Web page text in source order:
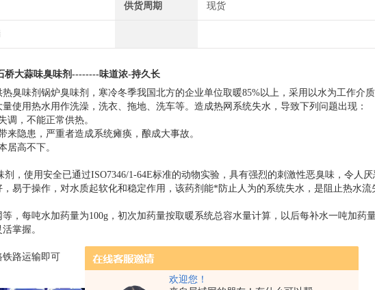
欢迎您！
供货周期 现货
桥大蒜味臭味剂--------味道浓-持久长
臭味剂锅炉臭味剂，寒冷冬季我国北方的企业单位取暖85%以上，采用以水为工作介
使用热水用作洗澡，洗衣、拖地、洗车等。造成热网系统失水，导致下列问题出现：
，不能正常供热。
隐患，严重者造成系统瘫痪，酿成大事故。
高不下。
使用安全已通过ISO7346/1-64E标准的动物实验，具有强烈的刺激性恶臭味，令人厌
易于操作，对水质起软化和稳定作用，该药剂能*防止人为的系统失水，是阻止热水流
每吨水加药量为100g，初次加药量按取暖系统总容水量计算，以后每补水一吨加药量
掌握。
路运输即可